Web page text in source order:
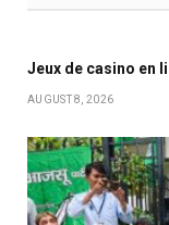
Jeux de casino en
AUGUST 8, 2026